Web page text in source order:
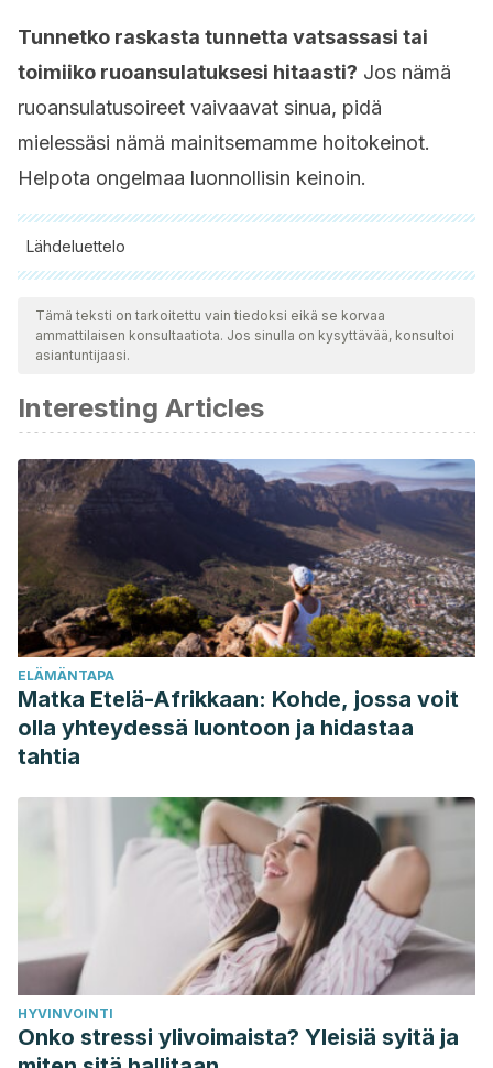
Tunnetko raskasta tunnetta vatsassasi tai
toimiiko ruoansulatuksesi hitaasti? Jos nämä
ruoansulatusoireet vaivaavat sinua, pidä
mielessäsi nämä mainitsemamme hoitokeinot.
Helpota ongelmaa luonnollisin keinoin.
Lähdeluettelo
Kaikki lainatut lähteet tarkistettiin perusteellisesti tiimimme
toimesta varmistaaksemme niiden laadun, luotettavuuden,
ajantasaisuuden ja pätevyyden. Tämän artikkelin bibliografia
Falen, J. (1995). Necesidades nutricionales. Revista
Peruana de Ginecología y Obstetricia.
https://doi.org/10.31403/RPGO.V41I1758
Perez, I. (2012). El uso de las plantas medicinales. Revista
Intercultural.
Huamantupa, I., Cuba, M., Urrunaga, R., Paz, E., Ananya, N.,
Callalli, M., … Coasaca, H. (2011). Riqueza, uso y origen de
plantas medicinales expendidas en los mercados de la
ciudad del Cusco. Revista Peruana de Biologia.
https://doi.org/10.15381/rpb.v18i3.439
Tämä teksti on tarkoitettu vain tiedoksi eikä se korvaa
ammattilaisen konsultaatiota. Jos sinulla on kysyttävää, konsultoi
asiantuntijaasi.
Interesting Articles
ELÄMÄNTAPA
Matka Etelä-Afrikkaan: Kohde, jossa voit
olla yhteydessä luontoon ja hidastaa
tahtia
HYVINVOINTI
Onko stressi ylivoimaista? Yleisiä syitä ja